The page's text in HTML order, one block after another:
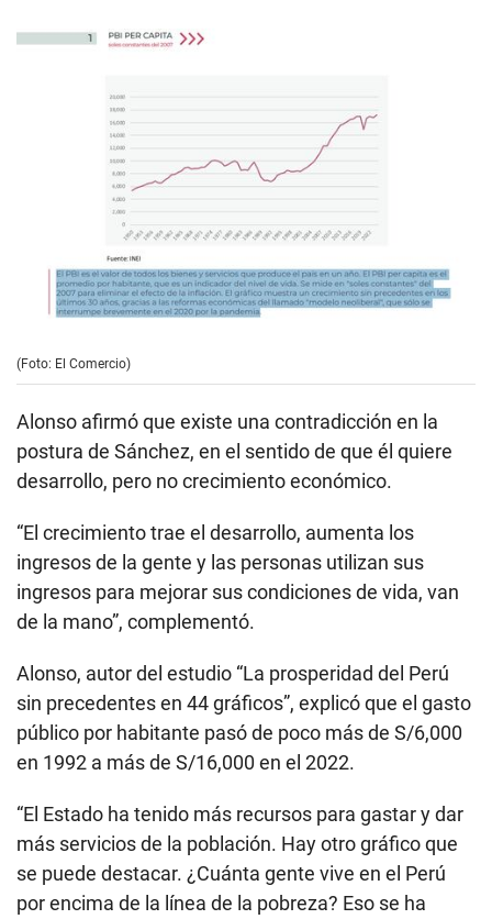
(Foto: El Comercio)
Alonso afirmó que existe una contradicción en la
postura de Sánchez, en el sentido de que él quiere
desarrollo, pero no crecimiento económico.
“El crecimiento trae el desarrollo, aumenta los
ingresos de la gente y las personas utilizan sus
ingresos para mejorar sus condiciones de vida, van
de la mano”, complementó.
Alonso, autor del estudio “La prosperidad del Perú
sin precedentes en 44 gráficos”, explicó que el gasto
público por habitante pasó de poco más de S/6,000
en 1992 a más de S/16,000 en el 2022.
“El Estado ha tenido más recursos para gastar y dar
más servicios de la población. Hay otro gráfico que
se puede destacar. ¿Cuánta gente vive en el Perú
por encima de la línea de la pobreza? Eso se ha